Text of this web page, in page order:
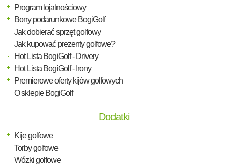
Program lojalnościowy
Bony podarunkowe BogiGolf
Jak dobierać sprzęt golfowy
Jak kupować prezenty golfowe?
Hot Lista BogiGolf - Drivery
Hot Lista BogiGolf - Irony
Premierowe oferty kijów golfowych
O sklepie BogiGolf
Dodatki
Kije golfowe
Torby golfowe
Wózki golfowe